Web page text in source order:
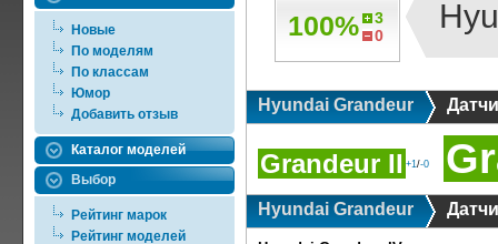
Новые
По моделям
По классам
Юмор
Добавить отзыв
Каталог моделей
Выбор
Рейтинг марок
Рейтинг моделей
100%
3
0
Hyundai Grandeur
Grandeur II +1/-0
Hyundai Grandeur